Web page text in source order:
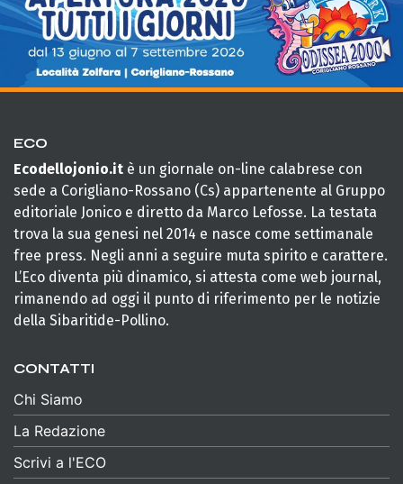
ECO
Ecodellojonio.it è un giornale on-line calabrese con
sede a Corigliano-Rossano (Cs) appartenente al Gruppo
editoriale Jonico e diretto da Marco Lefosse. La testata
trova la sua genesi nel 2014 e nasce come settimanale
free press. Negli anni a seguire muta spirito e carattere.
L’Eco diventa più dinamico, si attesta come web journal,
rimanendo ad oggi il punto di riferimento per le notizie
della Sibaritide-Pollino.
CONTATTI
Chi Siamo
La Redazione
Scrivi a l'ECO